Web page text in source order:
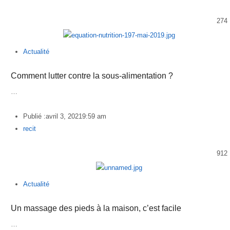
274
Actualité
Comment lutter contre la sous-alimentation ?
Publié :avril 3, 20219:59 am
Author
recit
912
Actualité
Un massage des pieds à la maison, c’est facile